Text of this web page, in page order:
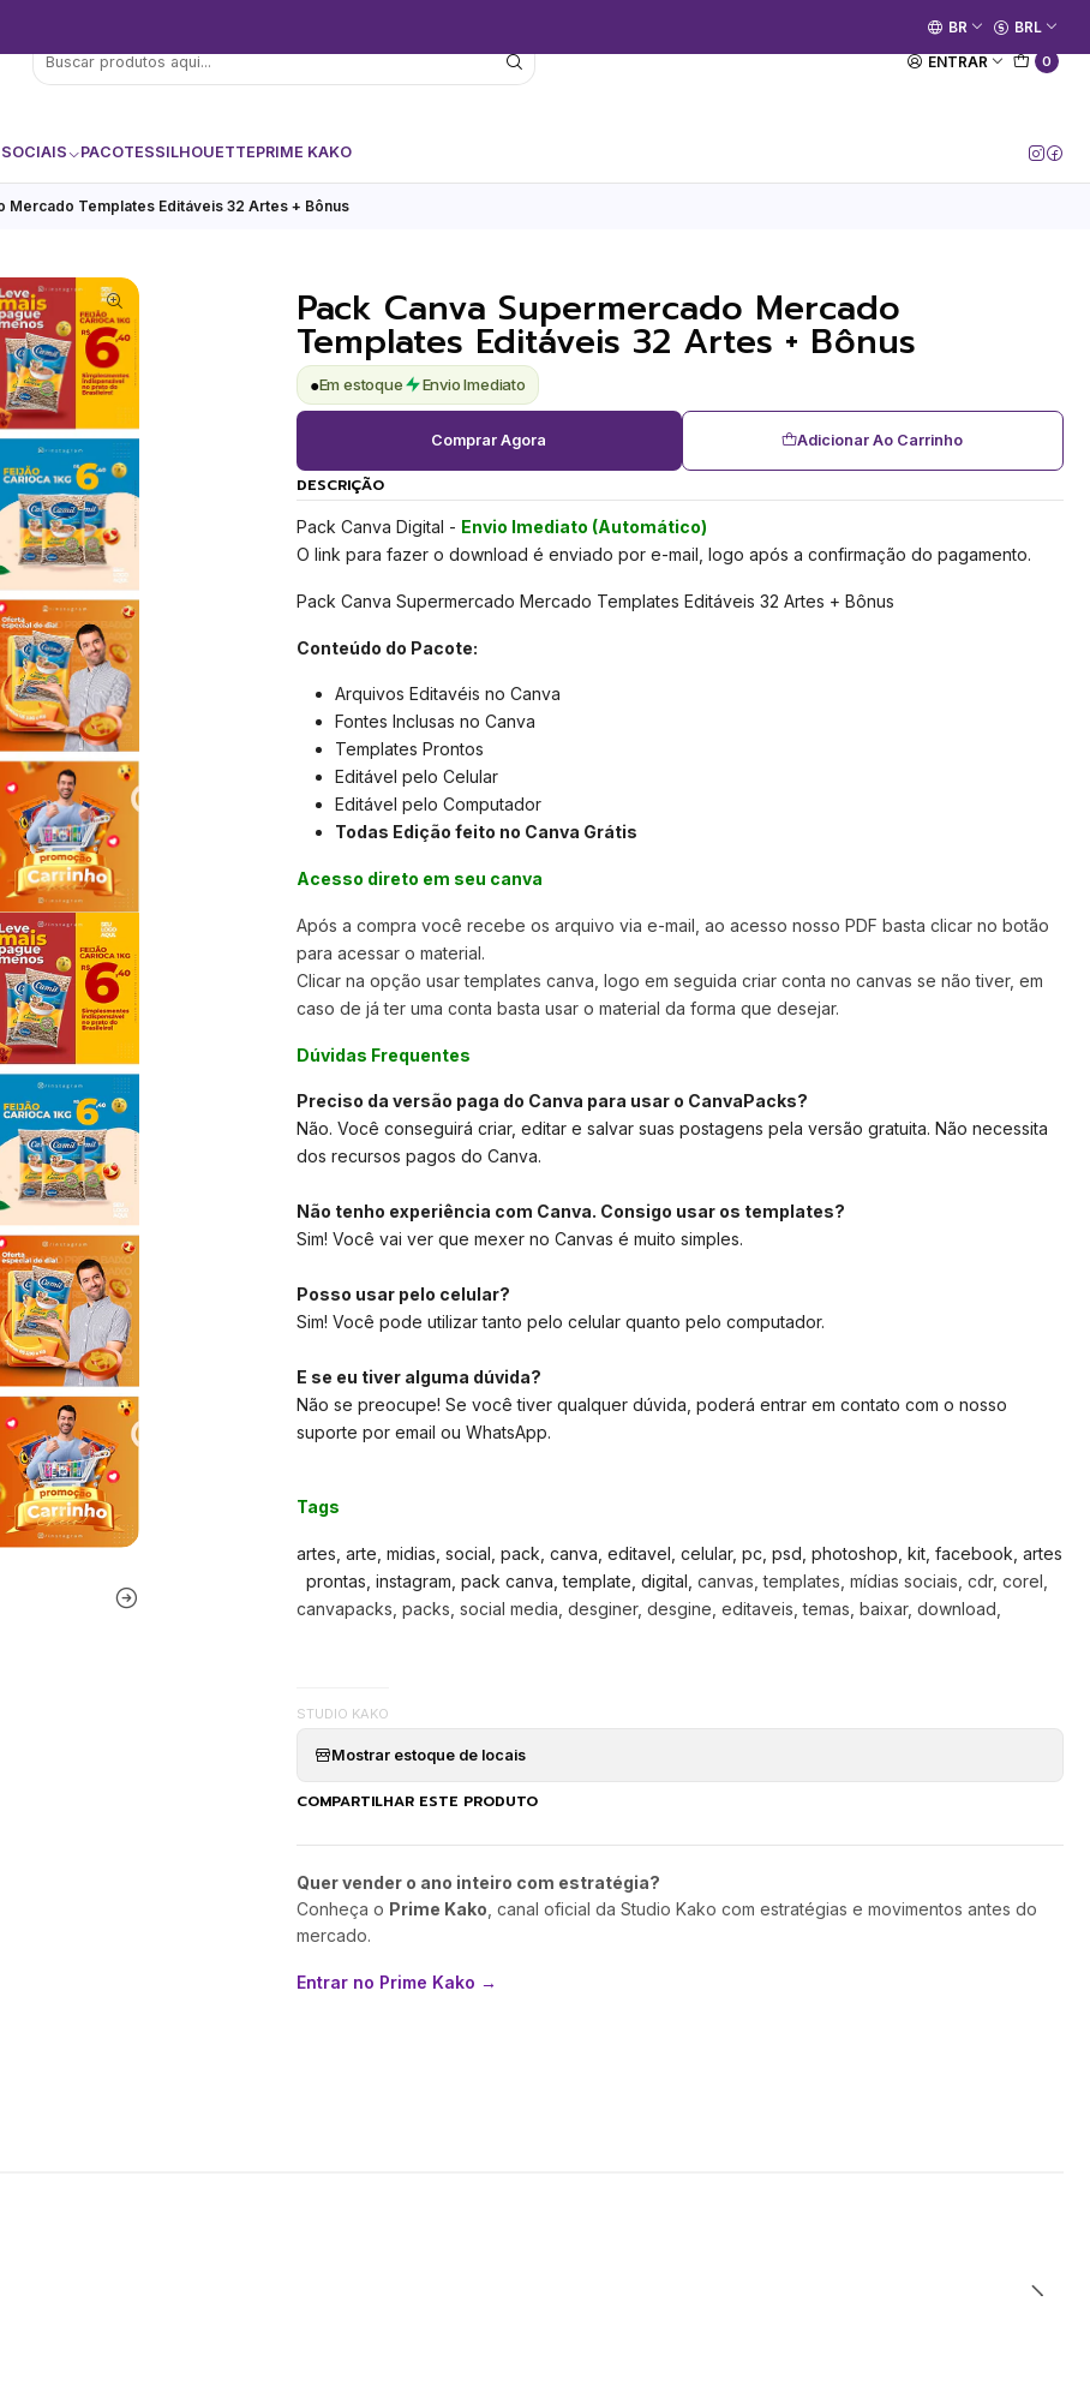
ENTRAR 0
SOCIAIS PACOTESSILHOUETTEPRIME KAKO
[Entrar no Canal]
BR BRL
Mercado Templates Editáveis 32 Artes + Bônus
Pack Canva Supermercado Mercado
Templates Editáveis 32 Artes + Bônus
●Em estoque Envio Imediato
Adicionar Ao Carrinho
Comprar Agora
DESCRIÇÃO
Pack Canva Digital - Envio Imediato (Automático)
O link para fazer o download é enviado por e-mail, logo após a confirmação do pagamento.
Pack Canva Supermercado Mercado Templates Editáveis 32 Artes + Bônus
Conteúdo do Pacote:
Arquivos Editavéis no Canva
Fontes Inclusas no Canva
Templates Prontos
Editável pelo Celular
Editável pelo Computador
Todas Edição feito no Canva Grátis
Acesso direto em seu canva
Após a compra você recebe os arquivo via e-mail, ao acesso nosso PDF basta clicar no botão
para acessar o material.
Clicar na opção usar templates canva, logo em seguida criar conta no canvas se não tiver, em
caso de já ter uma conta basta usar o material da forma que desejar.
Dúvidas Frequentes
Preciso da versão paga do Canva para usar o CanvaPacks?
Não. Você conseguirá criar, editar e salvar suas postagens pela versão gratuita. Não necessita
dos recursos pagos do Canva.
Não tenho experiência com Canva. Consigo usar os templates?
Sim! Você vai ver que mexer no Canvas é muito simples.
Posso usar pelo celular?
Sim! Você pode utilizar tanto pelo celular quanto pelo computador.
E se eu tiver alguma dúvida?
Não se preocupe! Se você tiver qualquer dúvida, poderá entrar em contato com o nosso
suporte por email ou WhatsApp.
Tags
artes, arte, midias, social, pack, canva, editavel, celular, pc, psd, photoshop, kit, facebook, artes
prontas, instagram, pack canva, template, digital, canvas, templates, mídias sociais, cdr, corel,
canvapacks, packs, social media, desginer, desgine, editaveis, temas, baixar, download,
STUDIO KAKO
Mostrar estoque de locais
COMPARTILHAR ESTE PRODUTO
Quer vender o ano inteiro com estratégia?
Conheça o Prime Kako , canal oficial da Studio Kako com estratégias e movimentos antes do
mercado.
Entrar no Prime Kako →